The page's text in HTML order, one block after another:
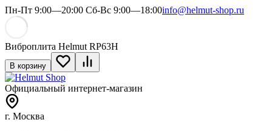
Пн-Пт 9:00—20:00 Сб-Вс 9:00—18:00info@helmut-shop.ru
Виброплита Helmut RP63H
В корзину
Официальный интернет-магазин
г. Москва